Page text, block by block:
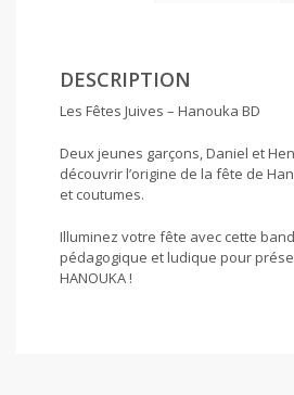
DESCRIPTION
Les Fêtes Juives – Hanouka BD
Deux jeunes garçons, Daniel et
découvrir l’origine de la fête de
et coutumes.
Illuminez votre fête avec cette
pédagogique et ludique pour
HANOUKA !